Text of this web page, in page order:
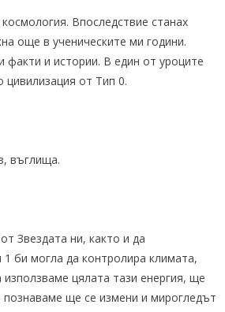
Впоследствие станах
още в ученическите ми години.
и истории. В един от уроците
от Тип 0.
въглища.
Звездата ни, както и да
би могла да контролира климата,
цялата тази енергия, ще
ще се измени и мирогледът